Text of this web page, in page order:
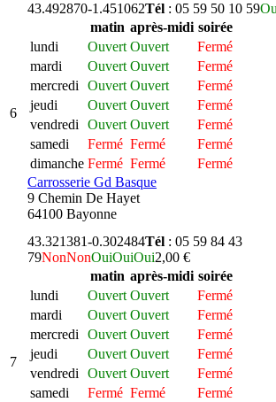
6
43.492870-1.451062Tél : 05 59 50 10 59
matin après-midi soirée
lundi
Ouvert Ouvert
Fermé
mardi
Ouvert Ouvert
Fermé
mercredi
Ouvert Ouvert
Fermé
jeudi
Ouvert Ouvert
Fermé
vendredi
Ouvert Ouvert
Fermé
samedi
Fermé Fermé
Fermé
dimanche Fermé Fermé
Fermé
Carrosserie Gd Basque
9 Chemin De Hayet
64100 Bayonne
7
43.321381-0.302484Tél : 05 59 84 43
79NonNonOuiOuiOui2,00 €
matin après-midi soirée
lundi
Ouvert Ouvert
Fermé
mardi
Ouvert Ouvert
Fermé
mercredi
Ouvert Ouvert
Fermé
jeudi
Ouvert Ouvert
Fermé
vendredi
Ouvert Ouvert
Fermé
samedi
Fermé Fermé
Fermé